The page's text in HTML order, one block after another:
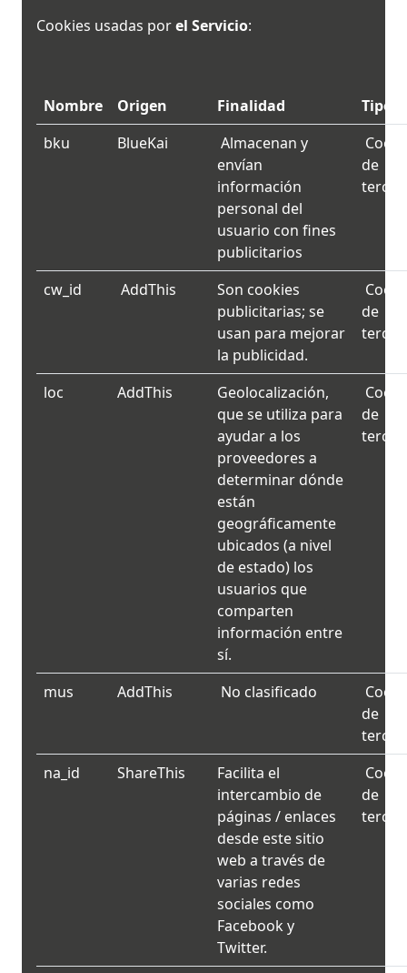
Cookies usadas porel Servicio:
Nombre Origen Finalidad
Tipo
bku
BlueKai
Almacenan y
envían
información
personal del
usuario con fines
publicitarios
de
cw_id AddThis
Son cookies
publicitarias; se
usan para mejorar
la publicidad.
de
loc AddThis
Geolocalización,
que se utiliza para
ayudar a los
proveedores a
determinar dónde
están
geográficamente
ubicados (a nivel
de estado) los
usuarios que
comparten
información entre
sí.
de
mus AddThis No clasificado
de
na_id
ShareThis
Facilita el
intercambio de
páginas / enlaces
desde este sitio
web a través de
varias redes
sociales como
Facebook y
Twitter.
de